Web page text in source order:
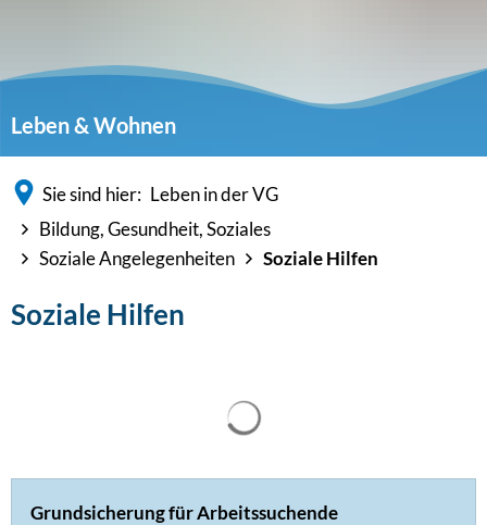
Leben & Wohnen
Sie sind hier: Leben in der VG
Bildung, Gesundheit, Soziales
Soziale Angelegenheiten
Soziale Hilfen
Soziale Hilfen
Grundsicherung für Arbeitssuchende